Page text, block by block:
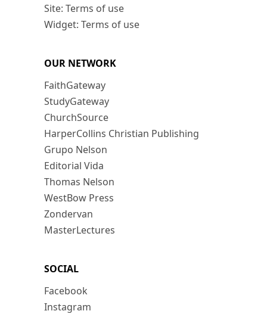
Site: Terms of use
Widget: Terms of use
OUR NETWORK
FaithGateway
StudyGateway
ChurchSource
HarperCollins Christian Publishing
Grupo Nelson
Editorial Vida
Thomas Nelson
WestBow Press
Zondervan
MasterLectures
SOCIAL
Facebook
Instagram